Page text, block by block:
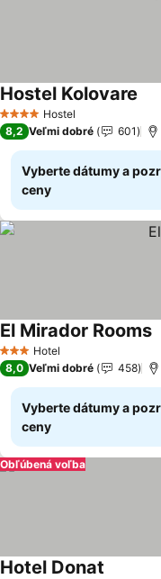
4 Počet hviezdičiek
Hostel
Hostel Kolovare
8,2 Veľmi dobré 601
Vyberte dátumy a
ceny
3 Počet hviezdičiek
Hotel
El Mirador Rooms
8,0 Veľmi dobré 458
Vyberte dátumy a
ceny
Obľúbená voľba
Hotel Donat